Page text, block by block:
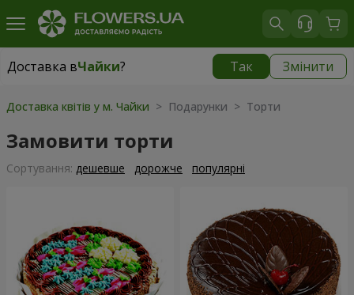
Доставка вЧайки? Так Змінити
Доставка вЧайки|
Доставка квітів у м. Чайки > Подарунки > Торти
Замовити торти
Сортування: дешевше дорожче популярні